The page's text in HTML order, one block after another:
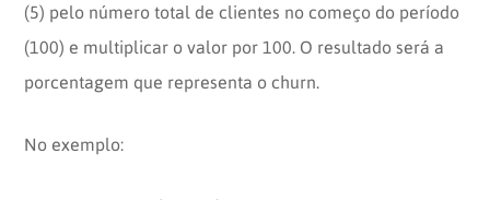
(5) pelo número total de clientes no começo do período
(100) e multiplicar o valor por 100. O resultado será a
porcentagem que representa o churn.
No exemplo: